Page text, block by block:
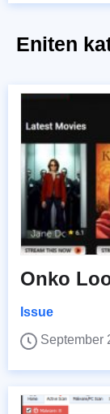
Eniten
Onko
Issue
September